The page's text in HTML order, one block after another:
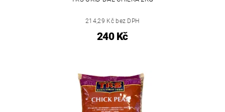
214,29 Kč bez DPH
240 Kč